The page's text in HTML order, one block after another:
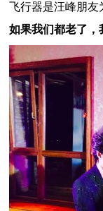
飞行器是汪峰朋
如果我们都老了，